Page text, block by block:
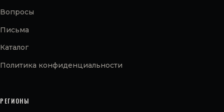
Вопросы
Письма
Каталог
Политика конфиденциальности
РЕГИОНЫ